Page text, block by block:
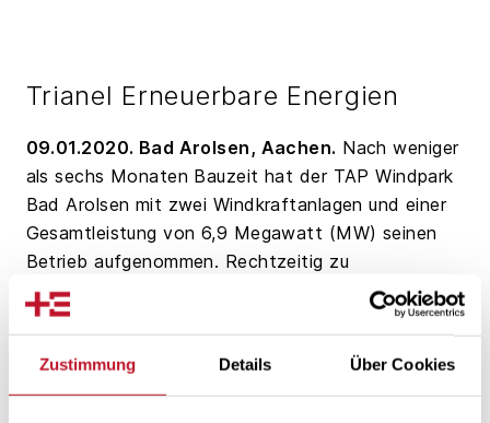
Zustimmung Details Über Cookies
Trianel Erneuerbare Energien
09.01.2020. Bad Arolsen, Aachen. Nach weniger
als sechs Monaten Bauzeit hat der TAP Windpark
Bad Arolsen mit zwei Windkraftanlagen und einer
Gesamtleistung von 6,9 Megawatt (MW) seinen
Betrieb aufgenommen. Rechtzeitig zu
Weihnachten haben die Projektpartner ABO Wind
AG aus Wiesbaden und die Trianel Erneuerbare
Windpark aus der rund 182 MW großen
gemeinsamen Projektepipeline erfolgreich